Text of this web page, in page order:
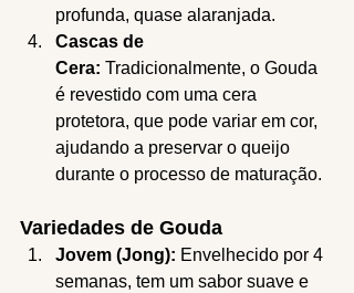
profunda, quase alaranjada.
Cascas de
Cera: Tradicionalmente, o Gouda
é revestido com uma cera
protetora, que pode variar em cor,
ajudando a preservar o queijo
durante o processo de maturação.
Variedades de Gouda
Jovem (Jong): Envelhecido por 4
semanas, tem um sabor suave e